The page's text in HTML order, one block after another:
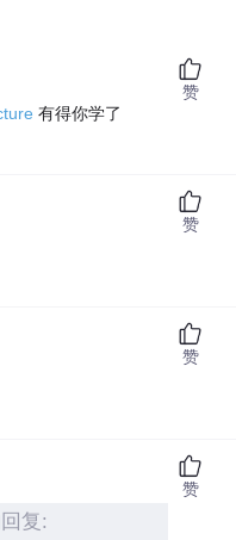
有得你学了
赞
赞
赞
复:
赞